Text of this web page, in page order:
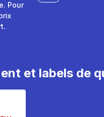
Pour
et labels de